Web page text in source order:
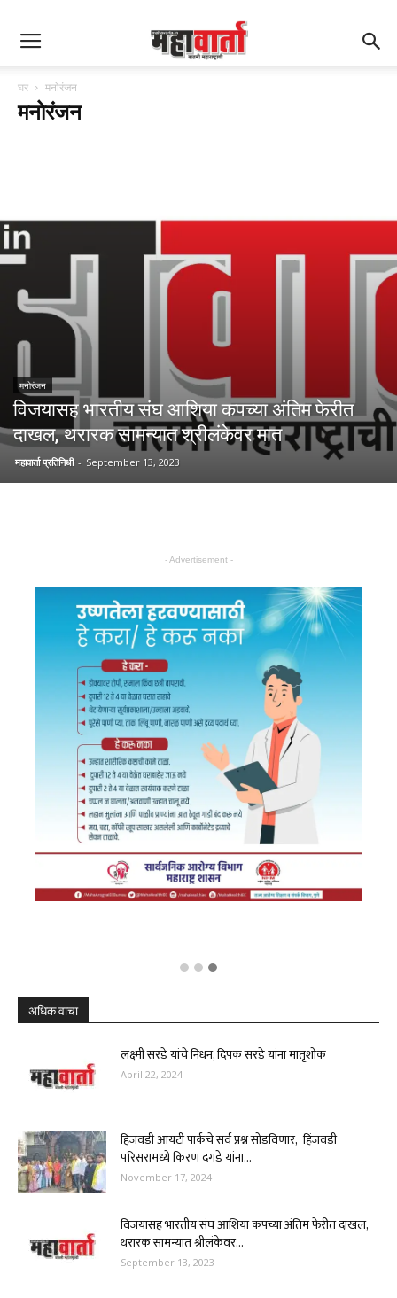
घर मनोरंजन
मनोरंजन
मनोरंजन
विजयासह भारतीय संघ आशिया कपच्या अंतिम फेरीत
दाखल, थरारक सामन्यात श्रीलंकेवर मात
महावार्ता प्रतिनिधी - September 13, 2023
- Advertisement -
अधिक वाचा
लक्ष्मी सरडे यांचे निधन, दिपक सरडे यांना मातृशोक
April 22, 2024
हिंजवडी आयटी पार्कचे सर्व प्रश्न सोडविणार, हिंजवडी
परिसरामध्ये किरण दगडे यांना...
November 17, 2024
विजयासह भारतीय संघ आशिया कपच्या अंतिम फेरीत दाखल,
थरारक सामन्यात श्रीलंकेवर...
September 13, 2023